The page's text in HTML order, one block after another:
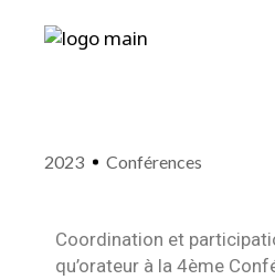
2023 Conférences
Coordination et
qu’orateur à la 4ème